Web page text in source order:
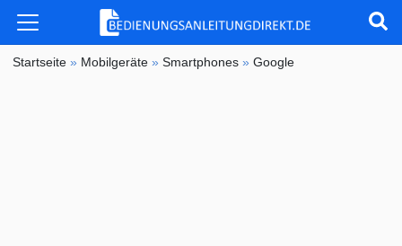
Startseite » Mobilgeräte »Smartphones »Google